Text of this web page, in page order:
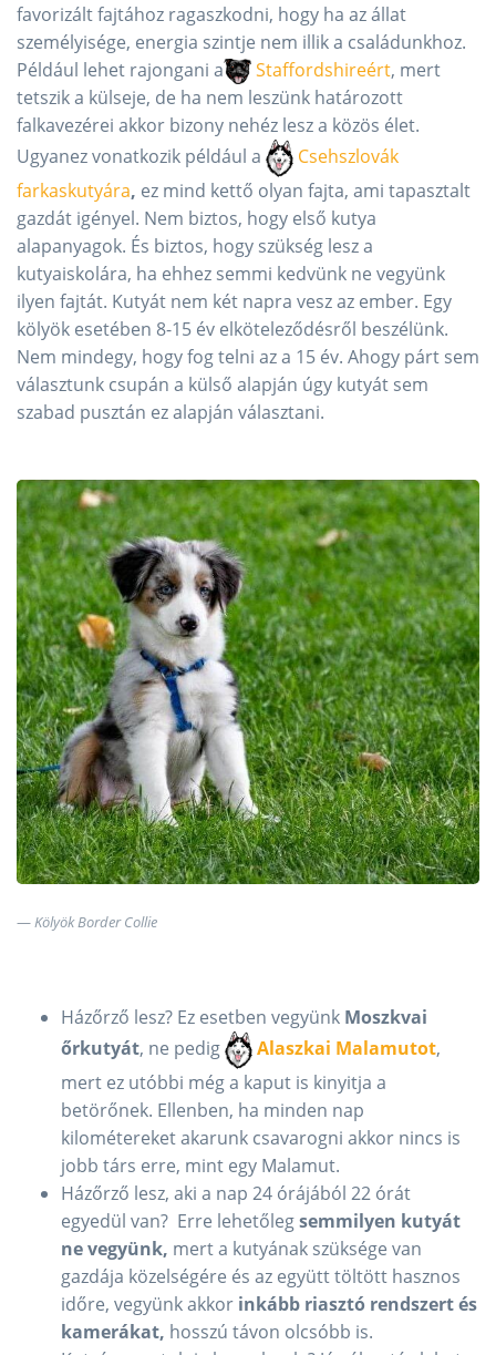
favorizált fajtához ragaszkodni, hogy ha az állat
személyisége, energia szintje nem illik a családunkhoz.
Például lehet rajongani a
Staffordshireért, mert
tetszik a külseje, de ha nem leszünk határozott
falkavezérei akkor bizony nehéz lesz a közös élet.
Ugyanez vonatkozik például a
Csehszlovák
farkaskutyára, ez mind kettő olyan fajta, ami tapasztalt
gazdát igényel. Nem biztos, hogy első kutya
alapanyagok. És biztos, hogy szükség lesz a
kutyaiskolára, ha ehhez semmi kedvünk ne vegyünk
ilyen fajtát. Kutyát nem két napra vesz az ember. Egy
kölyök esetében 8-15 év elköteleződésről beszélünk.
Nem mindegy, hogy fog telni az a 15 év. Ahogy párt sem
választunk csupán a külső alapján úgy kutyát sem
szabad pusztán ez alapján választani.
Kölyök Border Collie
Házőrző lesz? Ez esetben vegyünk Moszkvai
őrkutyát, ne pedig Alaszkai Malamutot,
mert ez utóbbi még a kaput is kinyitja a
betörőnek. Ellenben, ha minden nap
kilométereket akarunk csavarogni akkor nincs is
jobb társ erre, mint egy Malamut.
Házőrző lesz, aki a nap 24 órájából 22 órát
egyedül van? Erre lehetőlegsemmilyen kutyát
ne vegyünk, mert a kutyának szüksége van
gazdája közelségére és az együtt töltött hasznos
időre, vegyünk akkor inkább riasztó rendszert és
kamerákat, hosszú távon olcsóbb is.